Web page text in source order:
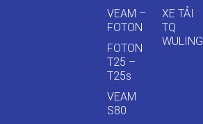
VEAM –
FOTON
FOTON
T25 –
T25s
VEAM
S80
XE TẢI
TQ
WULING